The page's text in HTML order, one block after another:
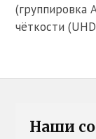
(группировка
чёткости
Наши